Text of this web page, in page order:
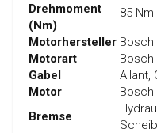
Drehmoment
(Nm)
85 Nm
Motorhersteller Bosch
Motorart
Bosch
Gabel
Allant,
Motor
Bosch
Bremse